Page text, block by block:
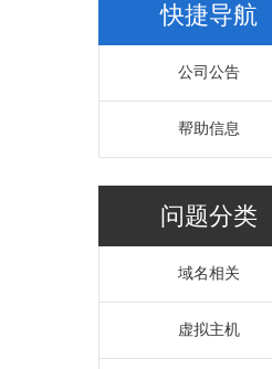
快捷导航
公司公告
帮助信息
问题分类
域名相关
虚拟主机